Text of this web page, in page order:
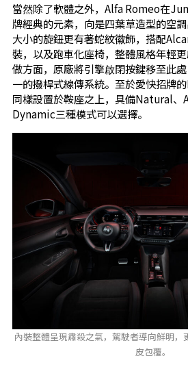
當然除了軟體之外，Alfa Romeo在
牌經典的元素，向是四葉草造型的空
大小的旋鈕更有著蛇紋徽飾，搭配
裝，以及跑車化座椅，整體風格年輕
做方面，原廠將引擎啟閉按鍵移至此
一的撥桿式線傳系統。至於愛快招牌
同樣設置於鞍座之上，具備Natural、
Dynamic三種模式可以選擇。
內裝整體呈現肅殺之氣，駕駛者導向鮮明
皮包覆。